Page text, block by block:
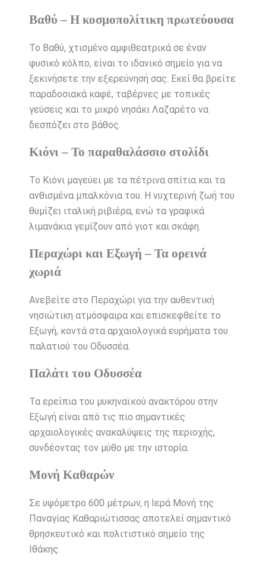
Βαθύ – Η κοσμοπολίτικη πρωτεύουσα
Το Βαθύ, χτισμένο αμφιθεατρικά σε έναν
φυσικό κόλπο, είναι το ιδανικό σημείο για να
ξεκινήσετε την εξερεύνησή σας. Εκεί θα βρείτε
παραδοσιακά καφέ, ταβέρνες με τοπικές
γεύσεις και το μικρό νησάκι Λαζαρέτο να
δεσπόζει στο βάθος.
Κιόνι – Το παραθαλάσσιο στολίδι
Το Κιόνι μαγεύει με τα πέτρινα σπίτια και τα
ανθισμένα μπαλκόνια του. Η νυχτερινή ζωή του
θυμίζει ιταλική ριβιέρα, ενώ τα γραφικά
λιμανάκια γεμίζουν από γιοτ και σκάφη.
Περαχώρι και Εξωγή – Τα ορεινά
χωριά
Ανεβείτε στο Περαχώρι για την αυθεντική
νησιώτικη ατμόσφαιρα και επισκεφθείτε το
Εξωγή, κοντά στα αρχαιολογικά ευρήματα του
παλατιού του Οδυσσέα.
Παλάτι του Οδυσσέα
Τα ερείπια του μυκηναϊκού ανακτόρου στην
Εξωγή είναι από τις πιο σημαντικές
αρχαιολογικές ανακαλύψεις της περιοχής,
συνδέοντας τον μύθο με την ιστορία.
Μονή Καθαρών
Σε υψόμετρο 600 μέτρων, η Ιερά Μονή της
Παναγίας Καθαριώτισσας αποτελεί σημαντικό
θρησκευτικό και πολιτιστικό σημείο της
Ιθάκης.